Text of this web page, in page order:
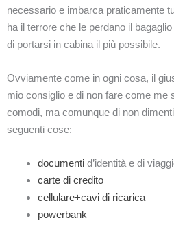
necessario e imbarca praticamente
ha il terrore che le perdano il
di portarsi in cabina il più possibile.
Ovviamente come in ogni cosa, il
mio consiglio e di non fare come me
comodi, ma comunque di non
seguenti cose:
documenti d’identità e di
carte di credito
cellulare+cavi di ricarica
powerbank